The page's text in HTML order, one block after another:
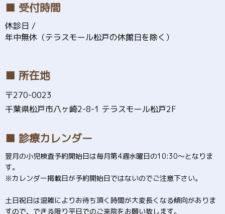
■ 受付時間
休診日 /
年中無休（テラスモール松戸の休館日を除く）
■ 所在地
〒270-0023
千葉県松戸市八ヶ崎2-8-1 テラスモール松戸2F
■ 診療カレンダー
翌月の小児検査予約開始日は毎月第4週水曜日の10:30～となりま
す。
※カレンダー掲載日が予約開始日ではないのでご注意下さい。
土日祝日は混雑によりお待ち頂く時間が大変長くなる傾向がありま
すので、できる限り平日でのご来院をお願い致します。